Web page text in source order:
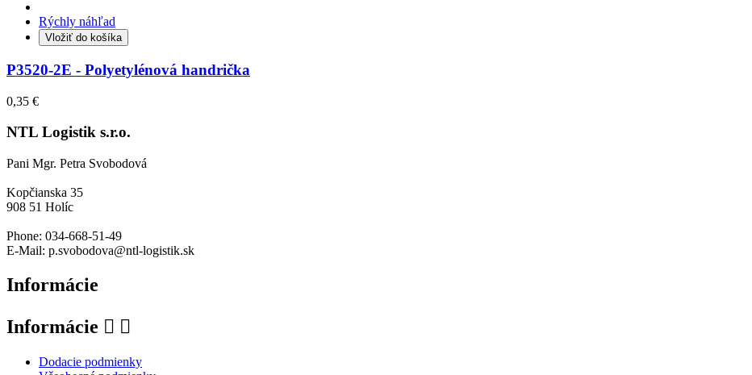
Rýchly náhľad
Vložiť do košíka
P3520-2E - Polyetylénová handrička
0,35 €
NTL Logistik s.r.o.
Pani Mgr. Petra Svobodová
Kopčianska 35
908 51 Holíc
Phone: 034-668-51-49
E-Mail: p.svobodova@ntl-logistik.sk
Informácie
Informácie  
Dodacie podmienky